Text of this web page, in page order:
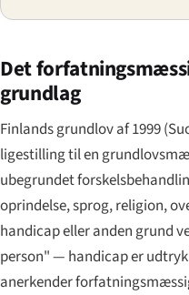
Det
grundlag
Finlands grundlov af 1999 (
ligestilling til en
ubegrundet
oprindelse, sprog, religion,
handicap eller anden grund
person" — handicap er
anerkender